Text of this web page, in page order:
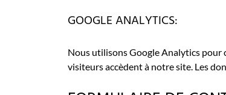
GOOGLE ANALYTICS:
Nous utilisons Google Analytics pour
visiteurs accèdent à notre site. Les